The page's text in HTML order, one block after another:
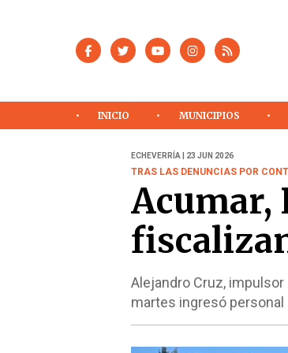
INICIO MUNICIPIOS
ECHEVERRÍA | 23 JUN 2026
TRAS LAS DENUNCIAS POR
Acumar,
Alejandro Cruz,
martes ingresó personal